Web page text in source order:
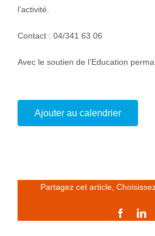
l’activité.
Contact : 04/341 63 06
Avec le soutien de l’Education
Ajouter au calendrier
Partagez cet article,